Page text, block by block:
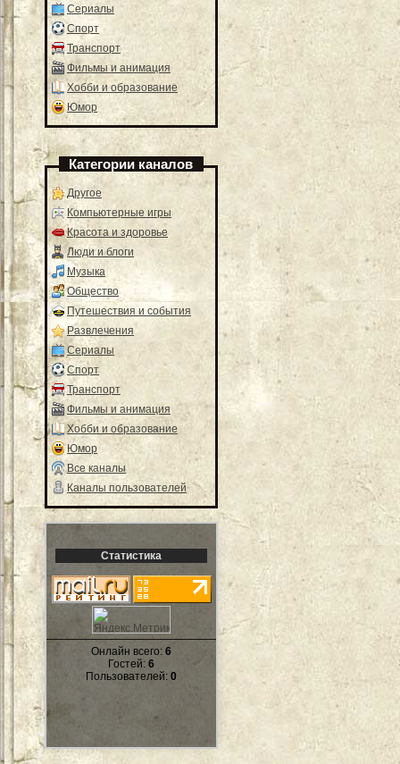
Сериалы
Спорт
Транспорт
Фильмы и анимация
Хобби и образование
Юмор
Категории каналов
Другое
Компьютерные игры
Красота и здоровье
Люди и блоги
Музыка
Общество
Путешествия и события
Развлечения
Сериалы
Спорт
Транспорт
Фильмы и анимация
Хобби и образование
Юмор
Все каналы
Каналы пользователей
Статистика
Онлайн всего: 6
Гостей: 6
Пользователей: 0